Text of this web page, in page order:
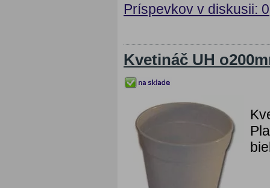
Príspevkov v diskusii: 0
Kvetináč UH